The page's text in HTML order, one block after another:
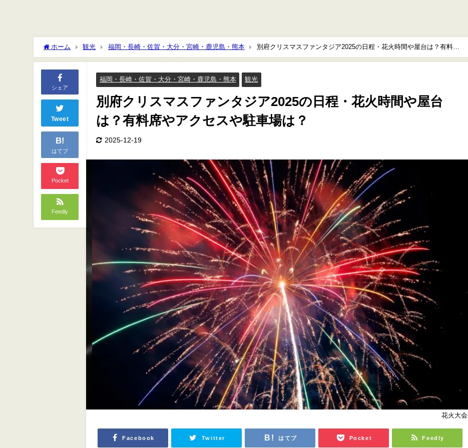
ホーム 観光 福岡・長崎・佐賀・大分・宮崎・鹿児島・熊本
別府クリスマスファンタジア2025の日程・花火時間や屋台は？有料席
やアクセスや駐車場は？
シェア
Tweet
B!
はてブ
Pocket
Feedly
福岡・長崎・佐賀・大分・宮崎・鹿児島・熊本 観光
別府クリスマスファンタジア2025の日程・花火時間や屋台
は？有料席やアクセスや駐車場は？
2025-12-19
花火大会
Facebook Twitter はてブ Pocket Feedly